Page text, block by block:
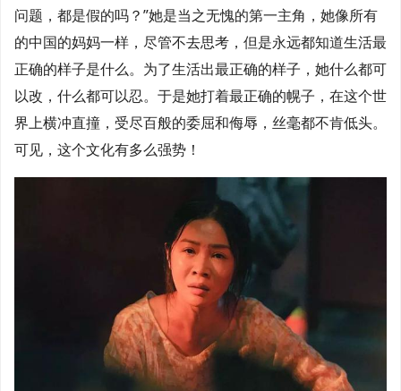
问题，都是假的吗？”她是当之无愧的第一主角，她像所有
的中国的妈妈一样，尽管不去思考，但是永远都知道生活最
正确的样子是什么。为了生活出最正确的样子，她什么都可
以改，什么都可以忍。于是她打着最正确的幌子，在这个世
界上横冲直撞，受尽百般的委屈和侮辱，丝毫都不肯低头。
可见，这个文化有多么强势！